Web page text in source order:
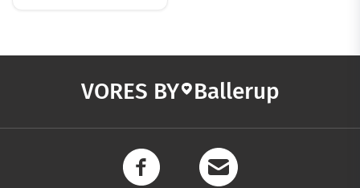
VORES BY Ballerup